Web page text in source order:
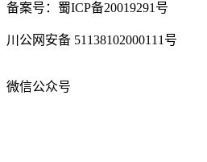
备案号：蜀ICP备20019291号
川公网安备 51138102000111号
微信公众号